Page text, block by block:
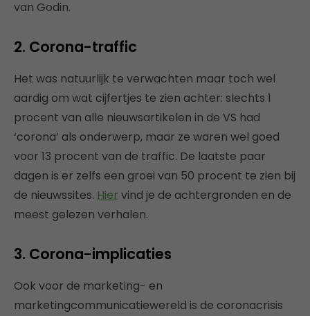
van Godin.
2. Corona-traffic
Het was natuurlijk te verwachten maar toch wel
aardig om wat cijfertjes te zien achter: slechts 1
procent van alle nieuwsartikelen in de VS had
‘corona’ als onderwerp, maar ze waren wel goed
voor 13 procent van de traffic. De laatste paar
dagen is er zelfs een groei van 50 procent te zien bij
de nieuwssites. Hier vind je de achtergronden en de
meest gelezen verhalen.
3. Corona-implicaties
Ook voor de marketing- en
marketingcommunicatiewereld is de coronacrisis